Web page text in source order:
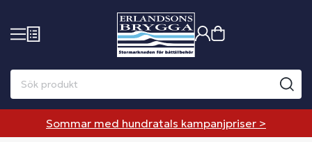
Sommar med hundratals kampanjpriser >